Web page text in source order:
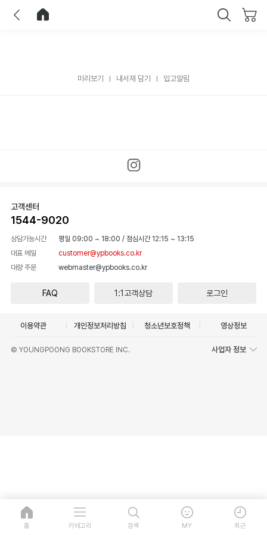
미리보기 내서재 담기 입고알림
고객센터
1544-9020
상담가능시간 평일 09:00 ~ 18:00 / 점심시간 12:15 ~ 13:15
대표 메일
customer@ypbooks.co.kr
대량 주문
webmaster@ypbooks.co.kr
FAQ 1:1고객상담 로그인
이용약관 개인정보처리방침 청소년보호정책 영상정보
© YOUNGPOONG BOOKSTORE INC. 사업자 정보
홈 카테고리 검색 MY 최근